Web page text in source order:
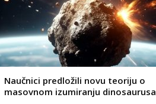
Naučnici predložili novu teoriju o
masovnom izumiranju dinosaurusa